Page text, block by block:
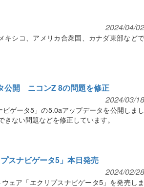
2024/04/02
シコ、アメリカ合衆国、カナダ東部などで
公開 ニコンZ 8の問題を修正
2024/03/18
ゲータ5」の5.0aアップデータを公開しまし
ない問題などを修正しています。
スナビゲータ5」本日発売
2024/02/28
ェア「エクリプスナビゲータ5」を発売しま